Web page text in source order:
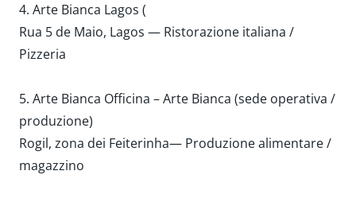
4. Arte Bianca Lagos (
Rua 5 de Maio, Lagos — Ristorazione italiana /
Pizzeria
5. Arte Bianca Officina – Arte Bianca (sede operativa /
produzione)
Rogil, zona dei Feiterinha— Produzione alimentare /
magazzino